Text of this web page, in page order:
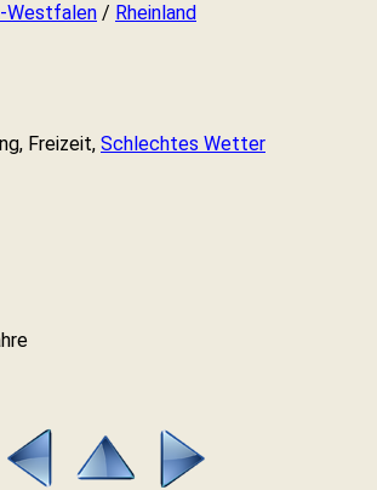
Westfalen / Rheinland
Freizeit, Schlechtes Wetter